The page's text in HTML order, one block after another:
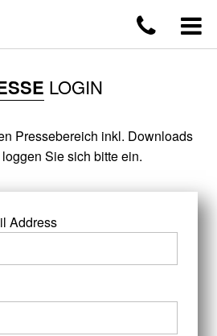
LOGIN
Pressebereich inkl. Downloads
Sie sich bitte ein.
Address